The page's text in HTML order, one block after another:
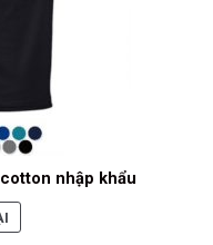
nhập khẩu
PHẨM